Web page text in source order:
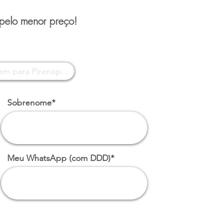
menor preço!
Sobrenome*
Meu WhatsApp (com DDD)*